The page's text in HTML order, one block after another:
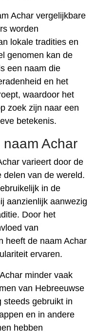
Achar vergelijkbare
worden
lokale tradities en
genomen kan de
een naam die
en het
waardoor het
zoek zijn naar een
betekenis.
Achar
varieert door de
delen van de wereld.
in de
aanzienlijk aanwezig
Door het
van
heeft de naam Achar
ervaren.
minder vaak
van Hebreeuwse
steeds gebruikt in
en in andere
hebben